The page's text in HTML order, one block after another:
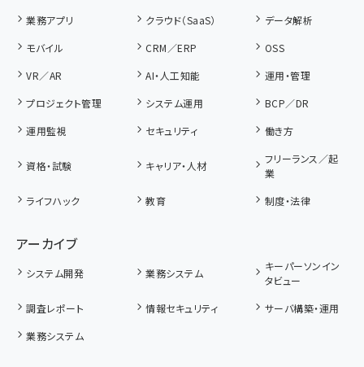
業務アプリ
クラウド（SaaS）
データ解析
モバイル
CRM／ERP
OSS
VR／AR
AI・人工知能
運用・管理
プロジェクト管理
システム運用
BCP／DR
運用監視
セキュリティ 働き方
資格・試験 キャリア・人材
フリーランス／起
業
ライフハック
教育 制度・法律
アーカイブ
システム開発 業務システム
キーパーソンイン
タビュー
調査レポート
情報セキュリティ
サーバ構築・運用
業務システム